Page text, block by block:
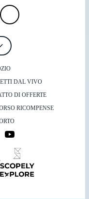
DAL VIVO
DI OFFERTE
RICOMPENSE